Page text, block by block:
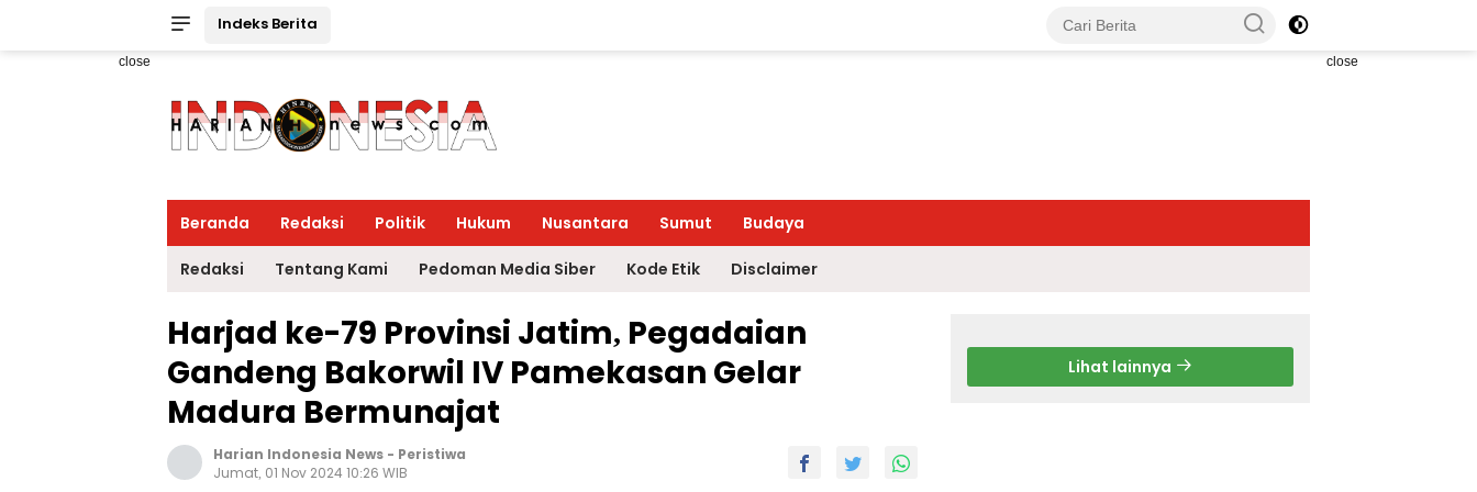
Indeks Berita
close close
Beranda Redaksi Politik Hukum Nusantara Sumut Budaya
Redaksi Tentang Kami Pedoman Media Siber Kode Etik Disclaimer
Harjad ke-79 Provinsi Jatim, Pegadaian
Gandeng Bakorwil IV Pamekasan Gelar
Madura Bermunajat
Harian Indonesia News - Peristiwa
Jumat, 01 Nov 2024 10:26 WIB
Lihat lainnya